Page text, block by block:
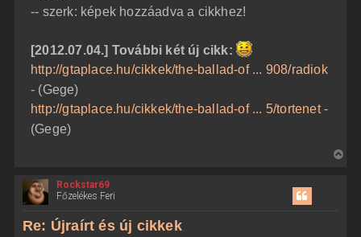
-- szerk: képek hozzáadva a cikkhez!
[2012.07.04.] További két új cikk:
http://gtaplace.hu/cikkek/the-ballad-of ... 908/radiok
- (Gege)
http://gtaplace.hu/cikkek/the-ballad-of ... 5/tortenet-
(Gege)
Rockstar69
Főzelékes Feri
Re: Újraírt és új cikkek